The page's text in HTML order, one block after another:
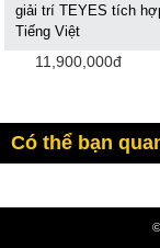
giải trí TEYES tích
Tiếng Việt
11,900,000đ
Có thể bạn